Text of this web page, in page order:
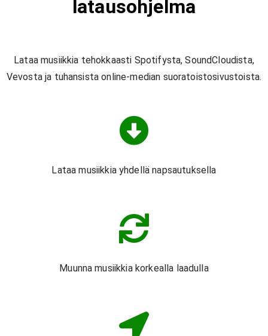
latausohjelma
Lataa musiikkia tehokkaasti Spotifysta, SoundCloudista,
Vevosta ja tuhansista online-median suoratoistosivustoista.
Lataa musiikkia yhdellä napsautuksella
Muunna musiikkia korkealla laadulla